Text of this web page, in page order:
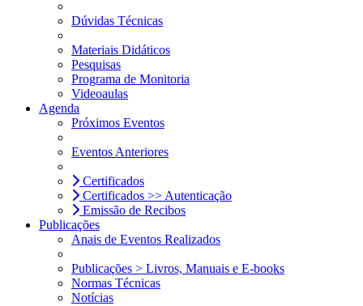
Dúvidas Técnicas
Materiais Didáticos
Pesquisas
Programa de Monitoria
Videoaulas
Agenda
Próximos Eventos
Eventos Anteriores
Certificados
Certificados >> Autenticação
Emissão de Recibos
Publicações
Anais de Eventos Realizados
Publicações > Livros, Manuais e E-books
Normas Técnicas
Notícias